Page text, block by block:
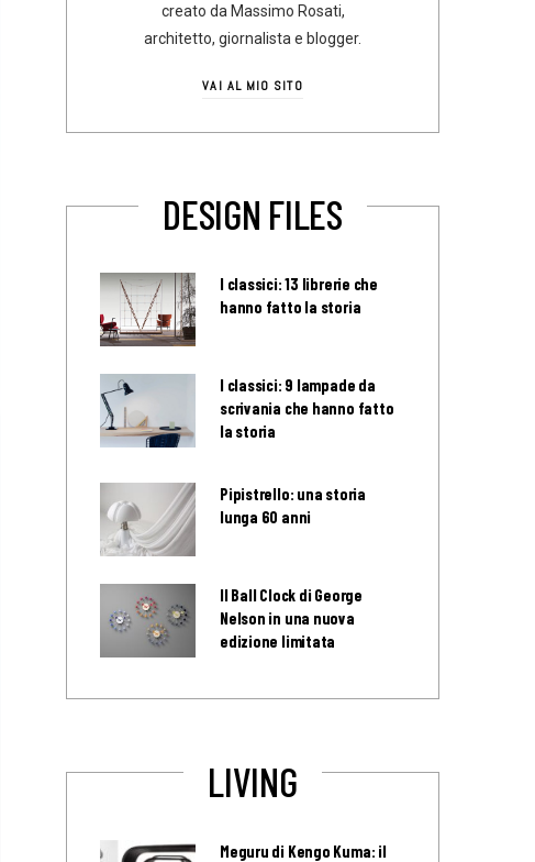
creato da Massimo Rosati,
architetto, giornalista e blogger.
VAI AL MIO SITO
DESIGN FILES
I classici: 13 librerie che
hanno fatto la storia
I classici: 9 lampade da
scrivania che hanno fatto
la storia
Pipistrello: una storia
lunga 60 anni
Il Ball Clock di George
Nelson in una nuova
edizione limitata
LIVING
Meguru di Kengo Kuma: il